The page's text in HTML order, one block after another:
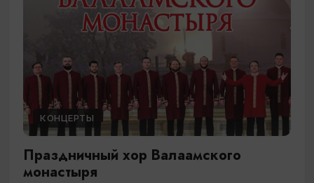
КОНЦЕРТЫ
Праздничный хор Валаамского
монастыря